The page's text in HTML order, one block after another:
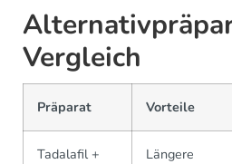
Vergleich
Präparat Vorteile
Tadalafil +
Längere